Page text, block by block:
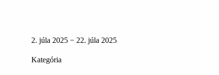
2. júla 2025 − 22. júla 2025
Kategória